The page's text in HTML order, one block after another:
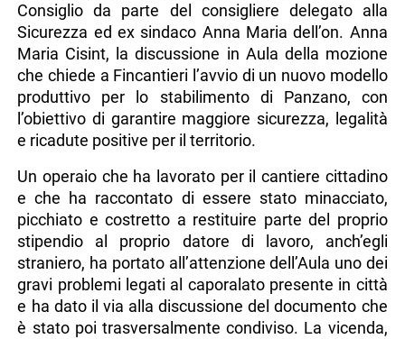
Consiglio da parte del consigliere delegato alla
Sicurezza ed ex sindaco Anna Maria dell’on. Anna
Maria Cisint, la discussione in Aula della mozione
che chiede a Fincantieri l’avvio di un nuovo modello
produttivo per lo stabilimento di Panzano, con
l’obiettivo di garantire maggiore sicurezza, legalità
e ricadute positive per il territorio.
Un operaio che ha lavorato per il cantiere cittadino
e che ha raccontato di essere stato minacciato,
picchiato e costretto a restituire parte del proprio
stipendio al proprio datore di lavoro, anch’egli
straniero, ha portato all’attenzione dell’Aula uno dei
gravi problemi legati al caporalato presente in città
e ha dato il via alla discussione del documento che
è stato poi trasversalmente condiviso. La vicenda,